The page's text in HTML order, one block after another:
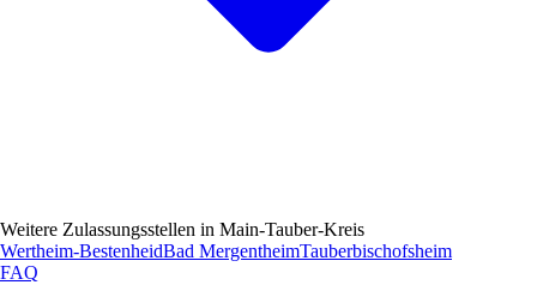
Weitere Zulassungsstellen in Main-Tauber-Kreis
Wertheim-BestenheidBad MergentheimTauberbischofsheim
FAQ